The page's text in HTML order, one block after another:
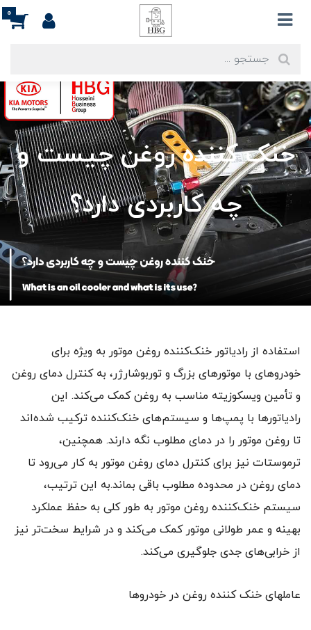
0
خنک کننده روغن چیست و
چه کاربردی دارد؟
استفاده از رادیاتور خنک‌کننده روغن موتور به ویژه برای
خودروهای با موتورهای بزرگ و توربوشارژر، به کنترل دمای روغن
و تأمین ویسکوزیته مناسب به روغن کمک می‌کند. این
رادیاتورها با پمپ‌ها و سیستم‌های خنک‌کننده ترکیب شده‌اند
تا روغن موتور را در دمای مطلوب نگه دارند. همچنین،
ترموستات نیز برای کنترل دمای روغن موتور به کار می‌رود تا
دمای روغن در محدوده مطلوب باقی بماند.به این ترتیب،
سیستم خنک‌کننده روغن موتور به طور کلی به حفظ عملکرد
بهینه و عمر طولانی موتور کمک می‌کند و در شرایط سخت‌تر نیز
از خرابی‌های جدی جلوگیری می‌کند.
عاملهای خنک کننده روغن در خودروها